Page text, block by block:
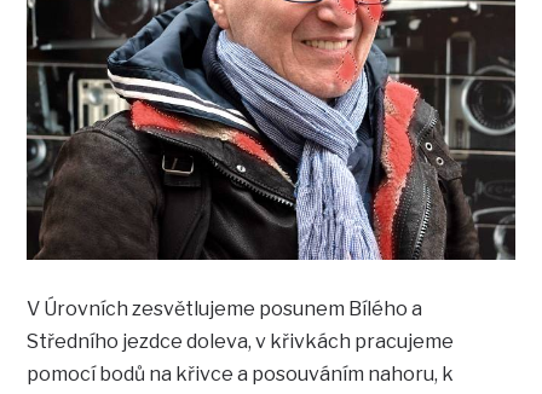
V Úrovních zesvětlujeme posunem Bílého a
Středního jezdce doleva, v křivkách pracujeme
pomocí bodů na křivce a posouváním nahoru, k